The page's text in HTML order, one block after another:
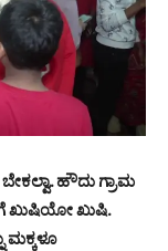
ಬೇಕಲ್ವಾ. ಹೌದು ಗ್ರಾಮ
ಖುಷಿಯೋ ಖುಷಿ.
ಮಕ್ಕಳೂ